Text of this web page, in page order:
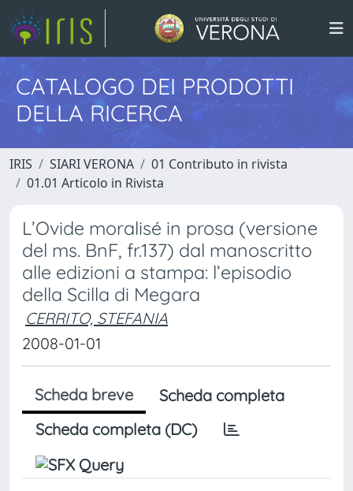
CATALOGO DEI PRODOTTI
DELLA RICERCA
IRIS SIARI VERONA
01 Contributo in rivista
01.01 Articolo in Rivista
L’Ovide moralisé in prosa (versione
del ms. BnF, fr.137) dal manoscritto
alle edizioni a stampa: l’episodio
della Scilla di Megara
CERRITO, STEFANIA
2008-01-01
Scheda breve
Scheda completa
Scheda completa (DC)